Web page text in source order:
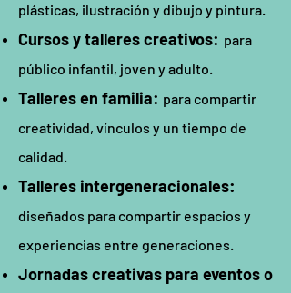
plásticas, ilustración y dibujo y pintura.
Cursos y talleres creativos: para
público infantil, joven y adulto.
Talleres en familia: para compartir
creatividad, vínculos y un tiempo de
calidad.
Talleres intergeneracionales:
diseñados para compartir espacios y
experiencias entre generaciones.
Jornadas creativas para eventos o